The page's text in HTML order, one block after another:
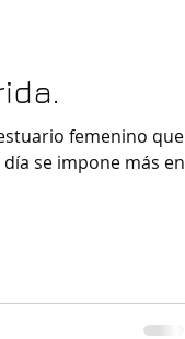
femenino que
se impone más en